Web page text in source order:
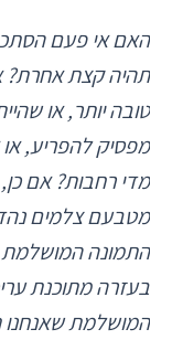
האם אי פעם
תהיה קצת אחרת?
טובה יותר, או
מפסיק להפריע,
מדי רחבות? אם
מטבעם צלמים
התמונה המושלמת
בעזרה מתוכנת
המושלמת